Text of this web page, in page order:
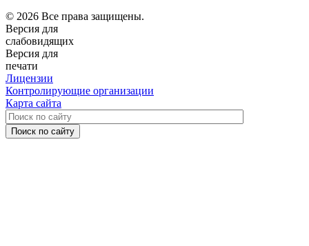
© 2026 Все права защищены.
Версия для
слабовидящих
Версия для
печати
Лицензии
Контролирующие организации
Карта сайта
Поиск по сайту